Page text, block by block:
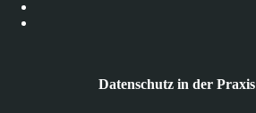
Datenschutz in der Praxis